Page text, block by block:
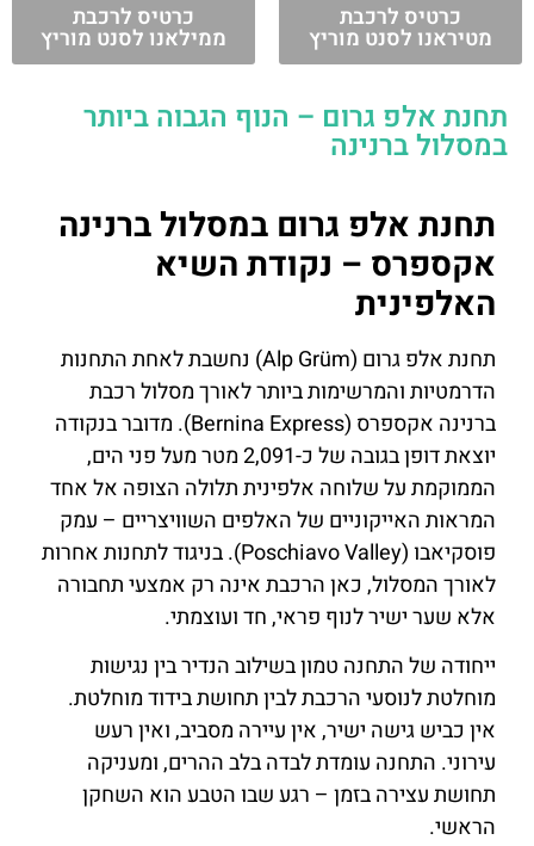
כרטיס לרכבת
מטיראנו לסנט מוריץ
כרטיס לרכבת
ממילאנו לסנט מוריץ
תחנת אלפ גרום – הנוף הגבוה ביותר
במסלול ברנינה
תחנת אלפ גרום במסלול ברנינה
אקספרס – נקודת השיא
האלפינית
תחנת אלפ גרום (Alp Grüm) נחשבת לאחת התחנות
הדרמטיות והמרשימות ביותר לאורך מסלול רכבת
ברנינה אקספרס (Bernina Express). מדובר בנקודה
יוצאת דופן בגובה של כ-2,091 מטר מעל פני הים,
הממוקמת על שלוחה אלפינית תלולה הצופה אל אחד
המראות האייקוניים של האלפים השוויצריים – עמק
פוסקיאבו (Poschiavo Valley). בניגוד לתחנות אחרות
לאורך המסלול, כאן הרכבת אינה רק אמצעי תחבורה
אלא שער ישיר לנוף פראי, חד ועוצמתי.
ייחודה של התחנה טמון בשילוב הנדיר בין נגישות
מוחלטת לנוסעי הרכבת לבין תחושת בידוד מוחלטת.
אין כביש גישה ישיר, אין עיירה מסביב, ואין רעש
עירוני. התחנה עומדת לבדה בלב ההרים, ומעניקה
תחושת עצירה בזמן – רגע שבו הטבע הוא השחקן
הראשי.